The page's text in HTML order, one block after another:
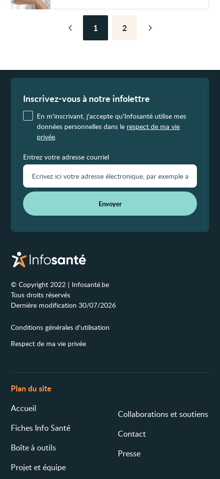
polymyalgie
Page
précédente
Page
1 Page
2 Page
Inscrivez-vous à notre infolettre
En m'inscrivant, j'accepte qu'Infosanté utilise mes
données personnelles dans le respect de ma vie
privée.
Entrez votre adresse courriel
Envoyer
© Copyright 2022 | Infosanté.be
Tous droits réservés
Dernière modification 30/07/2026
Conditions générales d'utilisation
Respect de ma vie privée
Plan du site
Accueil
Fiches Info Santé
Boîte à outils
Projet et équipe
Collaborations et soutiens
Contact
Presse